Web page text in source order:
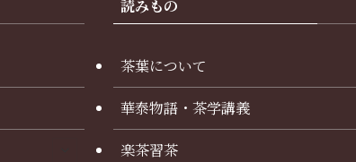
読みもの
茶葉について
華泰物語・茶学講義
楽茶習茶